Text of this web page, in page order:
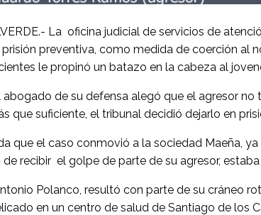
La oficina judicial de servicios de
preventiva, como medida de coerción al
le propinó un batazo en la cabeza al
abogado de su defensa alegó que el agresor
que suficiente, el tribunal decidió dejarlo en
que el caso conmovió a la sociedad Maeña,
recibir el golpe de parte de su agresor,
Polanco, resultó con parte de su cráneo
en un centro de salud de Santiago de los